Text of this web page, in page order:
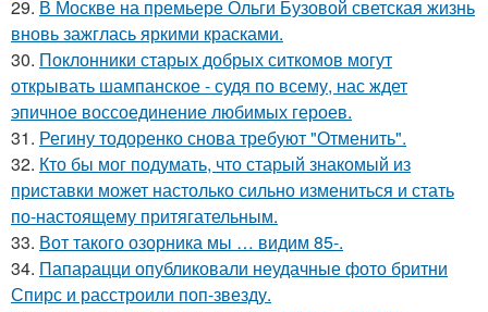
29. В Москве на премьере Ольги Бузовой светская жизнь
вновь зажглась яркими красками.
30. Поклонники старых добрых ситкомов могут
открывать шампанское - судя по всему, нас ждет
эпичное воссоединение любимых героев.
31. Регину тодоренко снова требуют "Отменить".
32. Кто бы мог подумать, что старый знакомый из
приставки может настолько сильно измениться и стать
по-настоящему притягательным.
33. Вот такого озорника мы … видим 85-.
34. Папарацци опубликовали неудачные фото бритни
Спирс и расстроили поп-звезду.